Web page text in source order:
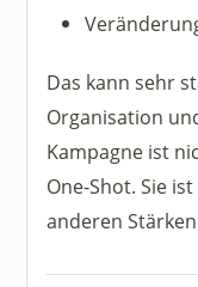
Das kann sehr
Organisation
Kampagne ist
One-Shot. Sie
anderen